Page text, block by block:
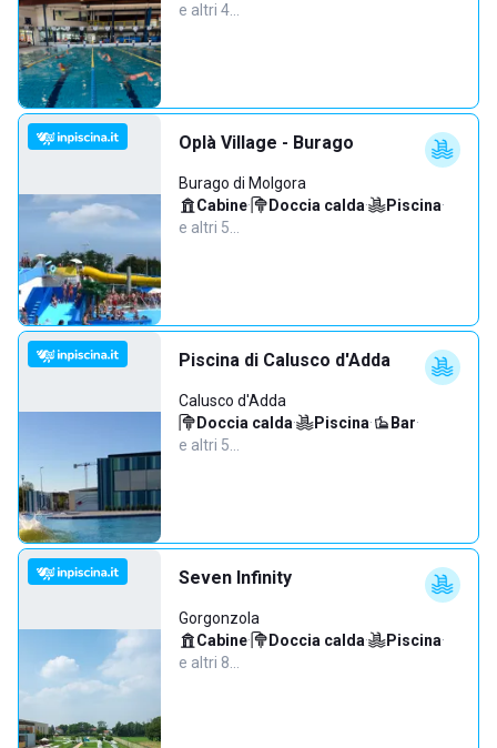
e altri 4…
Oplà Village - Burago
Burago di Molgora
Cabine· Doccia calda· Piscina·
e altri 5…
Piscina di Calusco d'Adda
Calusco d'Adda
Doccia calda· Piscina· Bar·
e altri 5…
Seven Infinity
Gorgonzola
Cabine· Doccia calda· Piscina·
e altri 8…